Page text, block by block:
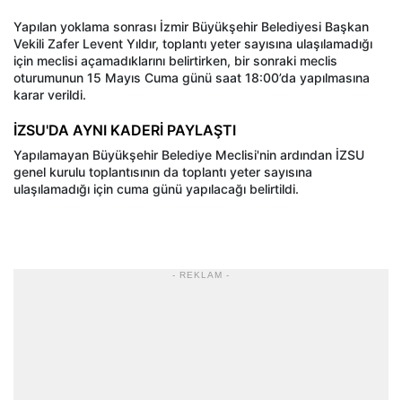
Yapılan yoklama sonrası İzmir Büyükşehir Belediyesi Başkan
Vekili Zafer Levent Yıldır, toplantı yeter sayısına ulaşılamadığı
için meclisi açamadıklarını belirtirken, bir sonraki meclis
oturumunun 15 Mayıs Cuma günü saat 18:00’da yapılmasına
karar verildi.
İZSU'DA AYNI KADERİ PAYLAŞTI
Yapılamayan Büyükşehir Belediye Meclisi'nin ardından İZSU
genel kurulu toplantısının da toplantı yeter sayısına
ulaşılamadığı için cuma günü yapılacağı belirtildi.
- REKLAM -